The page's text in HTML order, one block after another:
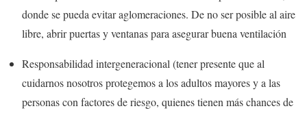
donde se pueda evitar aglomeraciones. De no ser posible al aire
libre, abrir puertas y ventanas para asegurar buena ventilación
Responsabilidad intergeneracional (tener presente que al
cuidarnos nosotros protegemos a los adultos mayores y a las
personas con factores de riesgo, quienes tienen más chances de